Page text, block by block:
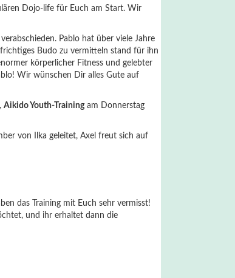
Dojo-life für Euch am Start. Wir
Pablo hat über viele Jahre
Budo zu vermitteln stand für ihn
körperlicher Fitness und gelebter
Wir wünschen Dir alles Gute auf
Aikido Youth-Trainingam Donnerstag
von Ilka geleitet, Axel freut sich auf
das Training mit Euch sehr vermisst!
und ihr erhaltet dann die